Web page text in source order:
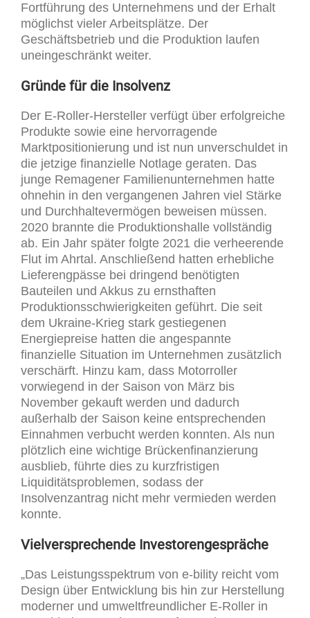
Fortführung des Unternehmens und der Erhalt
möglichst vieler Arbeitsplätze. Der
Geschäftsbetrieb und die Produktion laufen
uneingeschränkt weiter.
Gründe für die Insolvenz
Der E-Roller-Hersteller verfügt über erfolgreiche
Produkte sowie eine hervorragende
Marktpositionierung und ist nun unverschuldet in
die jetzige finanzielle Notlage geraten. Das
junge Remagener Familienunternehmen hatte
ohnehin in den vergangenen Jahren viel Stärke
und Durchhaltevermögen beweisen müssen.
2020 brannte die Produktionshalle vollständig
ab. Ein Jahr später folgte 2021 die verheerende
Flut im Ahrtal. Anschließend hatten erhebliche
Lieferengpässe bei dringend benötigten
Bauteilen und Akkus zu ernsthaften
Produktionsschwierigkeiten geführt. Die seit
dem Ukraine-Krieg stark gestiegenen
Energiepreise hatten die angespannte
finanzielle Situation im Unternehmen zusätzlich
verschärft. Hinzu kam, dass Motorroller
vorwiegend in der Saison von März bis
November gekauft werden und dadurch
außerhalb der Saison keine entsprechenden
Einnahmen verbucht werden konnten. Als nun
plötzlich eine wichtige Brückenfinanzierung
ausblieb, führte dies zu kurzfristigen
Liquiditätsproblemen, sodass der
Insolvenzantrag nicht mehr vermieden werden
konnte.
Vielversprechende Investorengespräche
„Das Leistungsspektrum von e-bility reicht vom
Design über Entwicklung bis hin zur Herstellung
moderner und umweltfreundlicher E-Roller in